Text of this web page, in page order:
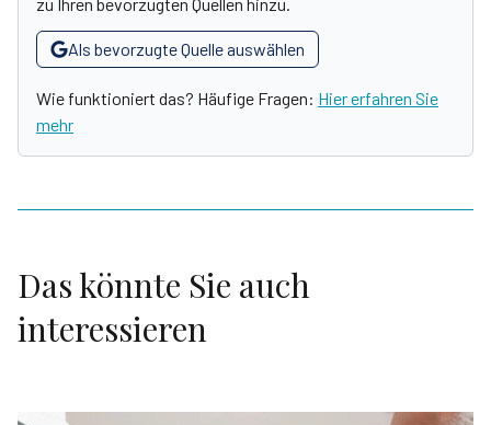
Als bevorzugte Quelle auswählen
Wie funktioniert das? Häufige Fragen: Hier erfahren Sie
mehr
Das könnte Sie auch
interessieren